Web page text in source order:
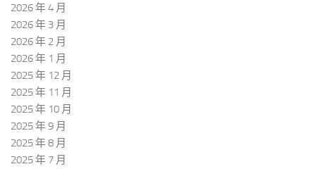
2026 年 4 月
2026 年 3 月
2026 年 2 月
2026 年 1 月
2025 年 12 月
2025 年 11 月
2025 年 10 月
2025 年 9 月
2025 年 8 月
2025 年 7 月